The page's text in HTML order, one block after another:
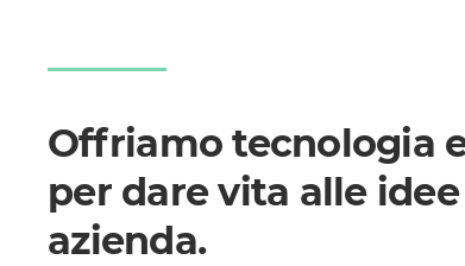
Offriamo tecnologia
per dare vita alle
azienda.